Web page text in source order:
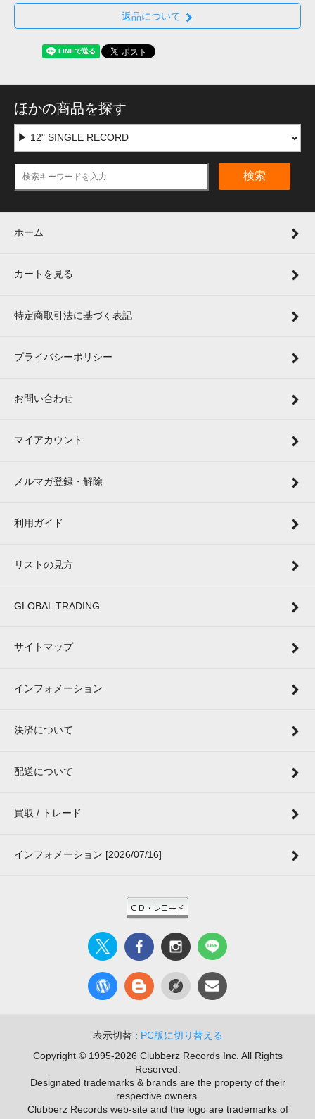
返品について
ほかの商品を探す
検索
ホーム
カートを見る
特定商取引法に基づく表記
プライバシーポリシー
お問い合わせ
マイアカウント
メルマガ登録・解除
利用ガイド
リストの見方
GLOBAL TRADING
サイトマップ
インフォメーション
決済について
配送について
買取 / トレード
インフォメーション [2026/07/16]
表示切替 : PC版に切り替える
Copyright © 1995-2026 Clubberz Records Inc. All Rights
Reserved.
Designated trademarks & brands are the property of their
respective owners.
Clubberz Records web-site and the logo are trademarks of